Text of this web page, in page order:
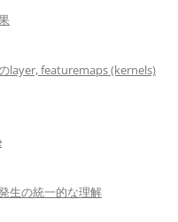
layer, featuremaps (kernels)
生の統一的な理解